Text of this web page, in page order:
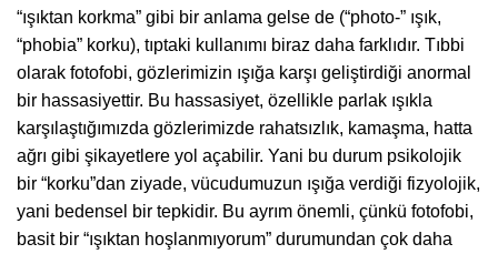
“ışıktan korkma” gibi bir anlama gelse de (“photo-” ışık,
“phobia” korku), tıptaki kullanımı biraz daha farklıdır. Tıbbi
olarak fotofobi, gözlerimizin ışığa karşı geliştirdiği anormal
bir hassasiyettir. Bu hassasiyet, özellikle parlak ışıkla
karşılaştığımızda gözlerimizde rahatsızlık, kamaşma, hatta
ağrı gibi şikayetlere yol açabilir. Yani bu durum psikolojik
bir “korku”dan ziyade, vücudumuzun ışığa verdiği fizyolojik,
yani bedensel bir tepkidir. Bu ayrım önemli, çünkü fotofobi,
basit bir “ışıktan hoşlanmıyorum” durumundan çok daha